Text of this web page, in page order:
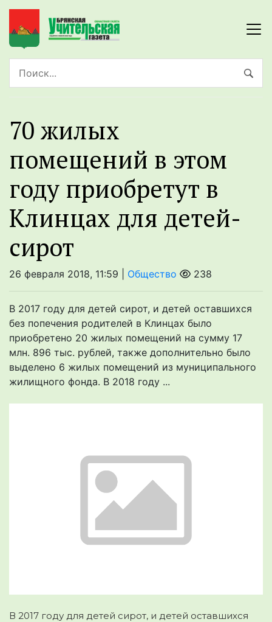
70 жилых
помещений в этом
году приобретут в
Клинцах для детей-
сирот
26 февраля 2018, 11:59 | Общество 238
В 2017 году для детей сирот, и детей оставшихся
без попечения родителей в Клинцах было
приобретено 20 жилых помещений на сумму 17
млн. 896 тыс. рублей, также дополнительно было
выделено 6 жилых помещений из муниципального
жилищного фонда. В 2018 году ...
В 2017 году для детей сирот, и детей оставшихся